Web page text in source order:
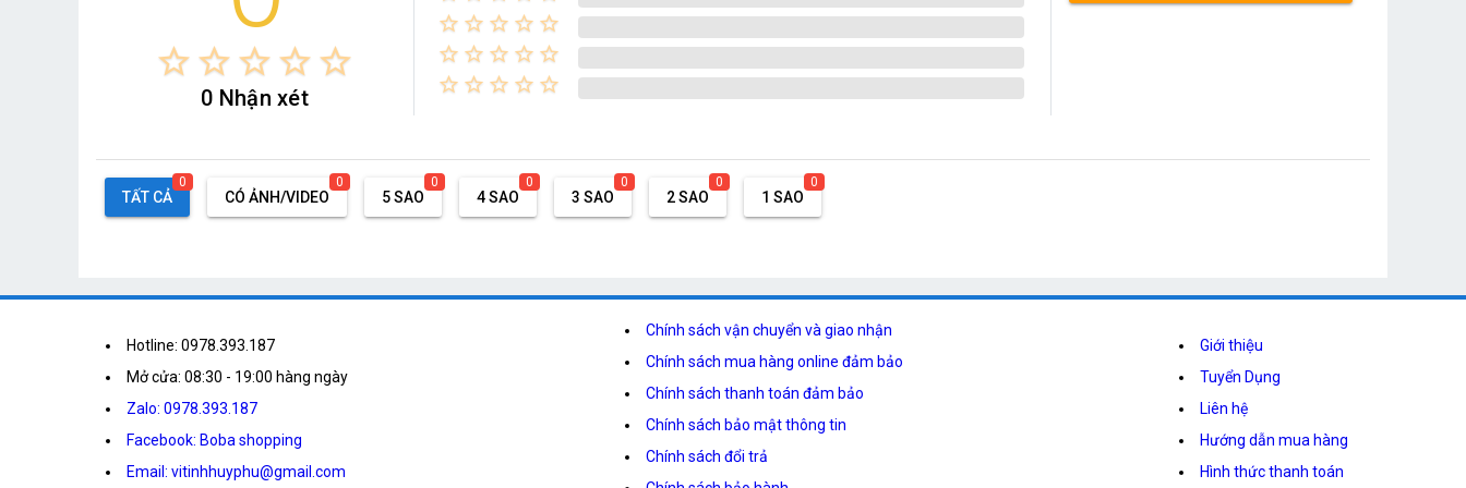
star_border star_border star_border star_border star_border
0 Nhận xét
star_border star_border star_border star_border star_border
star_border star_border star_border star_border star_border
star_border star_border star_border star_border star_border
TẤT CẢ
0
CÓ ẢNH/VIDEO
0
5 SAO
0
4 SAO
0
3 SAO
0
2 SAO
0
1 SAO
0
Hotline: 0978.393.187
Mở cửa: 08:30 - 19:00 hàng ngày
Zalo: 0978.393.187
Facebook: Boba shopping
Email: vitinhhuyphu@gmail.com
Chính sách vận chuyển và giao nhận
Chính sách mua hàng online đảm bảo
Chính sách thanh toán đảm bảo
Chính sách bảo mật thông tin
Chính sách đổi trả
Giới thiệu
Tuyển Dụng
Liên hệ
Hướng dẫn mua hàng
Hình thức thanh toán